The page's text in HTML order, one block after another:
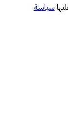
سياسة